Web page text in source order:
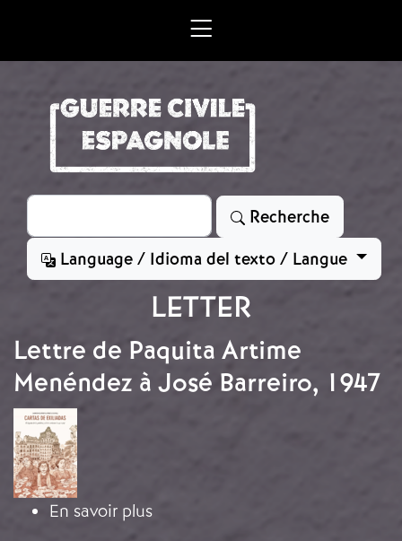
Rechercher
Recherche
Language / Idioma del texto / Langue
LETTER
Lettre de Paquita Artime
Menéndez à José Barreiro, 1947
Image
En savoir plussur Lettre de Paquita Artime